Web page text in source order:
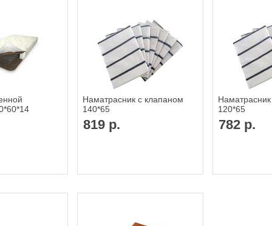
Наматрасник с клапаном
140*65
819 р.
120*65
782 р.